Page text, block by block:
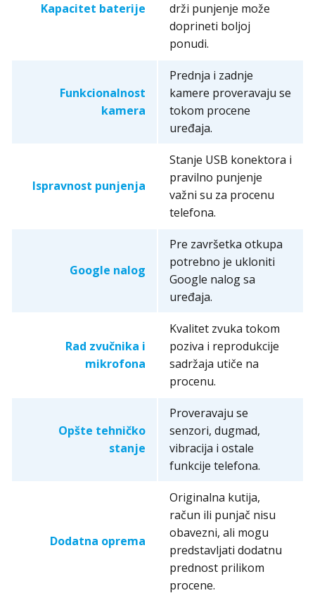
Kapacitet baterije
drži punjenje može
doprineti boljoj
ponudi.
Funkcionalnost
kamera
Prednja i zadnje
kamere proveravaju se
tokom procene
uređaja.
Ispravnost punjenja
Stanje USB konektora i
pravilno punjenje
važni su za procenu
telefona.
Google nalog
Pre završetka otkupa
potrebno je ukloniti
Google nalog sa
uređaja.
Rad zvučnika i
mikrofona
Kvalitet zvuka tokom
poziva i reprodukcije
sadržaja utiče na
procenu.
Opšte tehničko
stanje
Proveravaju se
senzori, dugmad,
vibracija i ostale
funkcije telefona.
Dodatna oprema
Originalna kutija,
račun ili punjač nisu
obavezni, ali mogu
predstavljati dodatnu
prednost prilikom
procene.